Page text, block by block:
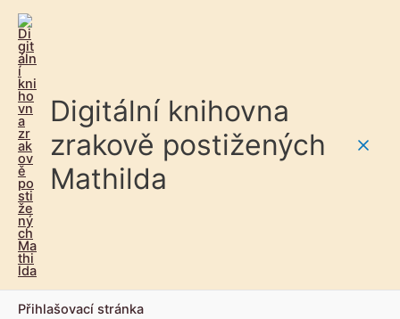
Digitální knihovna
zrakově postižených
Mathilda
Přihlašovací stránka